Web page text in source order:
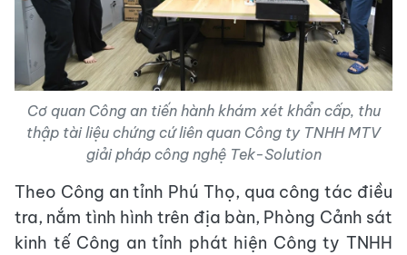
Cơ quan Công an tiến hành khám xét khẩn cấp, thu
thập tài liệu chứng cứ liên quan Công ty TNHH MTV
giải pháp công nghệ Tek-Solution
Theo Công an tỉnh Phú Thọ, qua công tác điều
tra, nắm tình hình trên địa bàn, Phòng Cảnh sát
kinh tế Công an tỉnh phát hiện Công ty TNHH